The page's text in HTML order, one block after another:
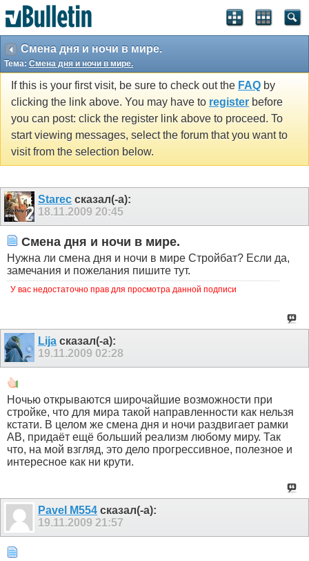
Смена дня и ночи в мире.
Тема: Смена дня и ночи в мире.
If this is your first visit, be sure to check out the FAQ by
clicking the link above. You may have to register before
you can post: click the register link above to proceed. To
start viewing messages, select the forum that you want to
visit from the selection below.
Starec сказал(-а):
18.11.2009 20:45
Смена дня и ночи в мире.
Нужна ли смена дня и ночи в мире Стройбат? Если да,
замечания и пожелания пишите тут.
У вас недостаточно прав для просмотра данной подписи
Lija сказал(-а):
19.11.2009 02:28
Ночью открываются широчайшие возможности при
стройке, что для мира такой направленности как нельзя
кстати. В целом же смена дня и ночи раздвигает рамки
АВ, придаёт ещё больший реализм любому миру. Так
что, на мой взгляд, это дело прогрессивное, полезное и
интересное как ни крути.
Pavel M554 сказал(-а):
19.11.2009 21:57